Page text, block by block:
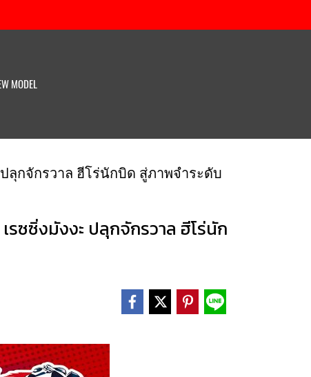
MODEL
ลุกจักรวาล ฮีโร่นักบิด สู่ภาพจำระดับ
ซซิ่งมังงะ ปลุกจักรวาล ฮีโร่นัก